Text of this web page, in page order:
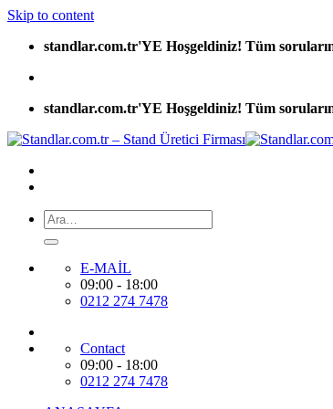
Skip to content
standlar.com.tr'YE Hoşgeldiniz! Tüm
standlar.com.tr'YE Hoşgeldiniz! Tüm
E-MAİL
09:00 - 18:00
0212 274 7478
Contact
09:00 - 18:00
0212 274 7478